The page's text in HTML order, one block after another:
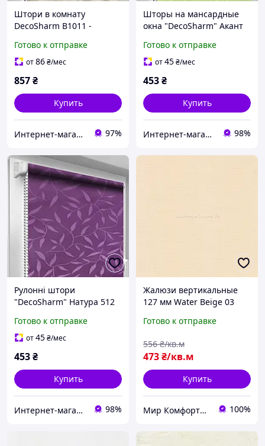
Штори в комнату
DecoSharm В1011 -
Готово к отправке
от86₴/мес
857₴
Купить
Интернет-магазин «Марко» 97%
Шторы на мансардные
окна "DecoSharm" Акант
Готово к отправке
от45₴/мес
453₴
Купить
Интернет-магазин Уют 98%
Рулонні штори
"DecoSharm" Натура 512
Готово к отправке
от45₴/мес
453₴
Купить
Интернет-магазин Уют 98%
Жалюзи вертикальные
127 мм Water Beige 03
Готово к отправке
473₴/кв.м
556 ₴/кв.м
Купить
Мир Комфорта - Ворота, роллеты, автоматика для ворот, жалюзи 100%